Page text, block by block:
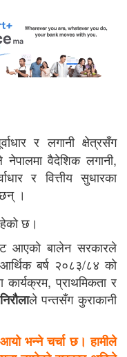
र लगानी क्षेत्रसँग
वैदेशिक लगानी,
र वित्तीय सुधारका
।
छ।
आएकाे बालेन सरकारले
बर्ष २०८३/८४ काे
प्राथमिकता र
ले पन्तसँग कुराकानी
भन्ने चर्चा छ। हामीले